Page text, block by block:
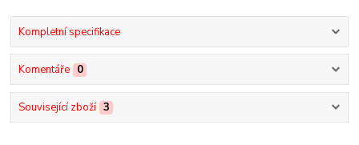
Kompletní specifikace
Komentáře 0
Související zboží 3